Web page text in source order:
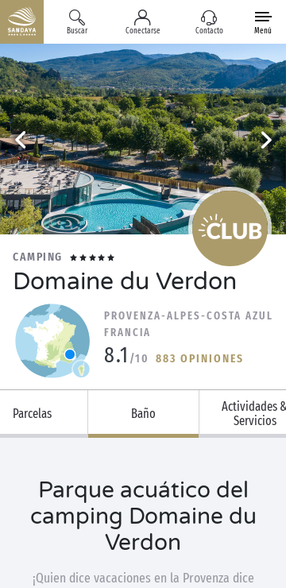
Buscar Conectarse Contacto Menú
CAMPING
Domaine du Verdon
PROVENZA-ALPES-COSTA AZUL
FRANCIA
8.1 /10 883 OPINIONES
Parcelas Baño
Actividades &
Servicios
Parque acuático del
camping Domaine du
Verdon
¡Quien dice vacaciones en la Provenza dice